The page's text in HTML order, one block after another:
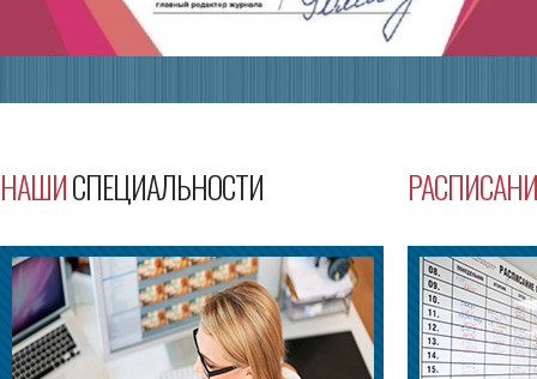
НАШИСПЕЦИАЛЬНОСТИ